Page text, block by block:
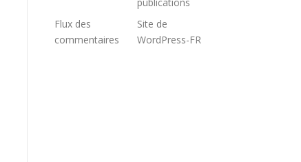
Flux des
commentaires
Site de
WordPress-FR